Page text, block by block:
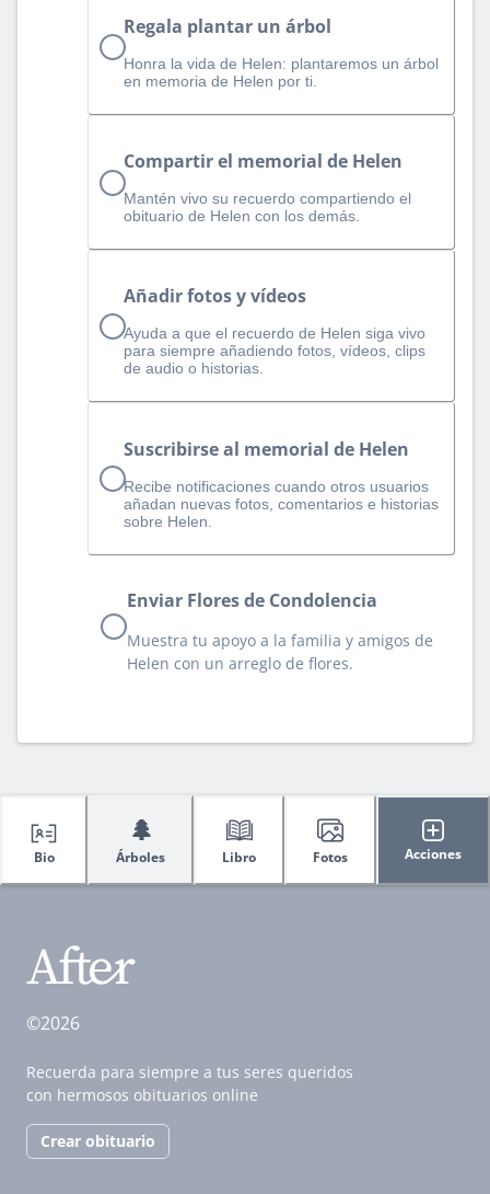
Regala plantar un árbol
Honra la vida de Helen: plantaremos un árbol
en memoria de Helen por ti.
Compartir el memorial de Helen
Mantén vivo su recuerdo compartiendo el
obituario de Helen con los demás.
Añadir fotos y vídeos
Ayuda a que el recuerdo de Helen siga vivo
para siempre añadiendo fotos, vídeos, clips
de audio o historias.
Suscribirse al memorial de Helen
Recibe notificaciones cuando otros usuarios
añadan nuevas fotos, comentarios e historias
sobre Helen.
Enviar Flores de Condolencia
Muestra tu apoyo a la familia y amigos de
Helen con un arreglo de flores.
Bio
🌲
Árboles Libro Fotos Acciones
©2026
Recuerda para siempre a tus seres queridos
con hermosos obituarios online
Crear obituario